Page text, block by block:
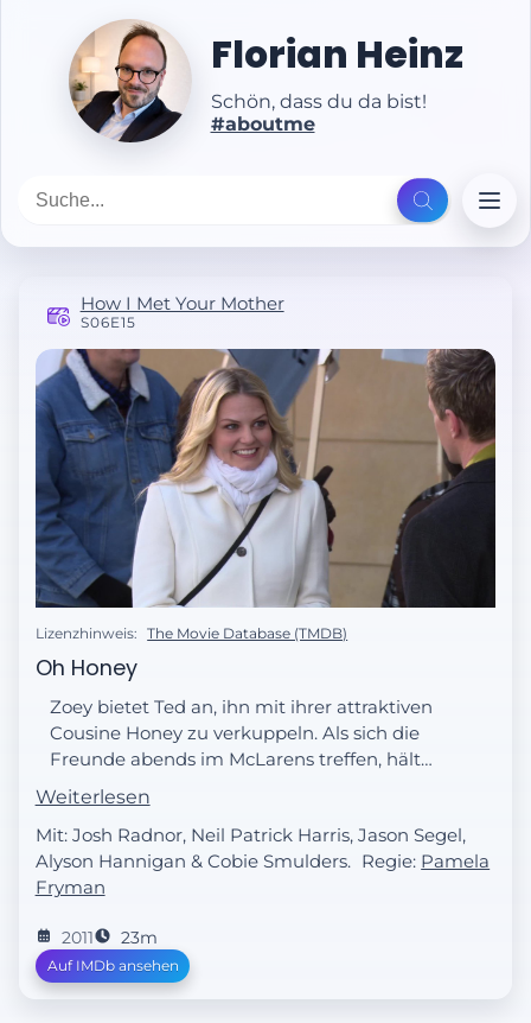
Florian Heinz
Schön, dass du da bist!
#aboutme
How I Met Your Mother
S06E15
Lizenzhinweis: The Movie Database (TMDB)
Oh Honey
Zoey bietet Ted an, ihn mit ihrer attraktiven
Cousine Honey zu verkuppeln. Als sich die
Freunde abends im McLarens treffen, hält
sich Ted aber fern von ihr und so nutzt
Barney seine Chance bei ihr. Als Zoey von
Teds Zurückhaltung erfährt, ist sie
insgeheim erleichtert. Ted jedoch will nun
den Kontakt zu Zoey abbrechen, weil sie
unterdrücken muss. Doch als Zoey ihn
wegen seines Verhaltens zur Rede stellt,
verstrickt er sich in Ausreden.
Weiterlesen
Mit: Josh Radnor, Neil Patrick Harris, Jason Segel,
Alyson Hannigan & Cobie Smulders. Regie: Pamela
Fryman
2011 23m
Auf IMDb ansehen